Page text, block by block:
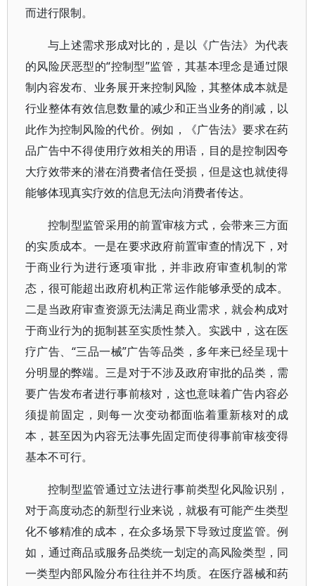
而进行限制。
与上述需求形成对比的，是以《广告法》为代表
的风险厌恶型的“控制型”监管，其基本理念是通过限
制内容发布、业务展开来控制风险，其整体成本就是
行业整体有效信息数量的减少和正当业务的削减，以
此作为控制风险的代价。例如，《广告法》要求在药
品广告中不得使用疗效相关的用语，目的是控制因夸
大疗效带来的潜在消费者信任受损，但是这也就使得
能够体现真实疗效的信息无法向消费者传达。
控制型监管采用的前置审核方式，会带来三方面
的实质成本。一是在要求政府前置审查的情况下，对
于商业行为进行逐项审批，并非政府审查机制的常
态，很可能超出政府机构正常运作能够承受的成本。
二是当政府审查资源无法满足商业需求，就会构成对
于商业行为的扼制甚至实质性禁入。实践中，这在医
疗广告、“三品一械”广告等品类，多年来已经呈现十
分明显的弊端。三是对于不涉及政府审批的品类，需
要广告发布者进行事前核对，这也意味着广告内容必
须提前固定，则每一次变动都面临着重新核对的成
本，甚至因为内容无法事先固定而使得事前审核变得
基本不可行。
控制型监管通过立法进行事前类型化风险识别，
对于高度动态的新型行业来说，就极有可能产生类型
化不够精准的成本，在众多场景下导致过度监管。例
如，通过商品或服务品类统一划定的高风险类型，同
一类型内部风险分布往往并不均质。在医疗器械和药